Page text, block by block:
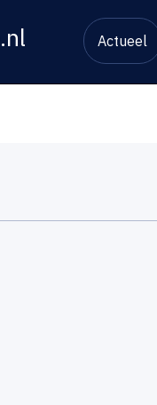
.nl Actueel